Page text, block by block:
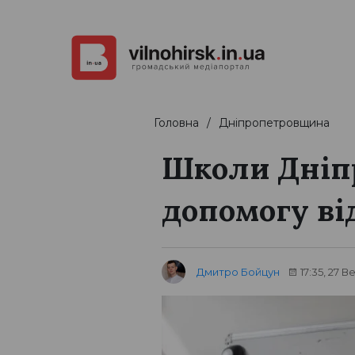
Головна Дніпропетровщина
Школи
допомогу
Дмитро Бойцун 17:35, 27